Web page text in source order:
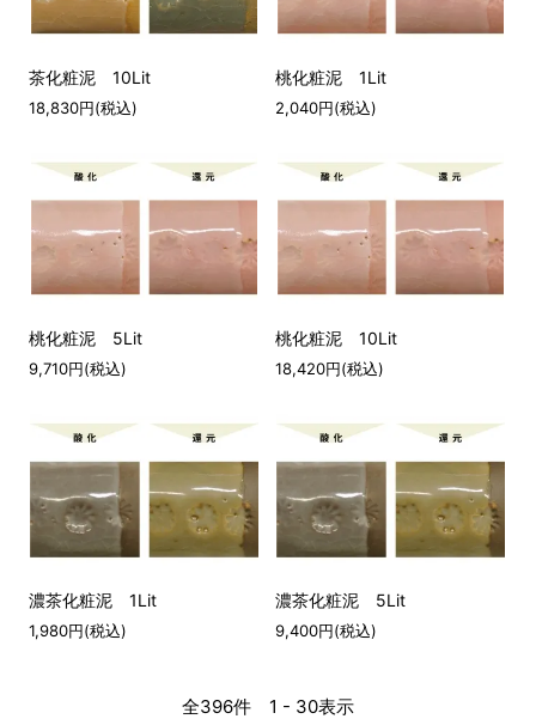
茶化粧泥 10Lit
18,830円(税込)
桃化粧泥 1Lit
2,040円(税込)
桃化粧泥 5Lit
9,710円(税込)
桃化粧泥 10Lit
18,420円(税込)
濃茶化粧泥 1Lit
1,980円(税込)
濃茶化粧泥 5Lit
9,400円(税込)
全396件 1 - 30表示